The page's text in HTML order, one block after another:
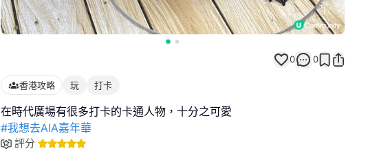
0 0
香港攻略 玩 打卡
#我想去AIA嘉年華
評分